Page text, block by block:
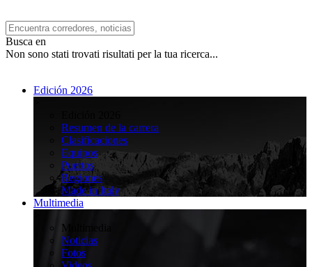
Busca en
Non sono stati trovati risultati per la tua ricerca...
Edición 2026
Resumen de la carrera
Clasificaciones
Equipos
Puertos
Regiones
Made in Italy
Multimedia
Multimedia
Noticias
Fotos